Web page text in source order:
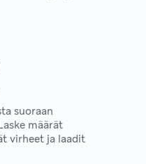
suoraan
määrät
virheet ja laadit